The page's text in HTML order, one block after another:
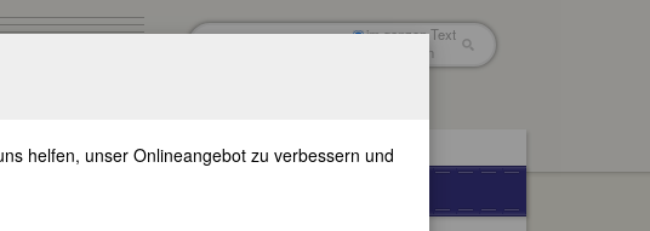
im ganzen Text
nur in Titeln
diese Frauen
helfen, unser Onlineangebot zu verbessern und